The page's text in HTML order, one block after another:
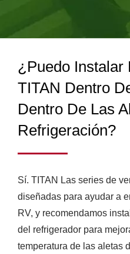
ALTO
PARA USO
Y RV
como construido la fábrica
China, que cuenta con
¿Puedo Instalar
TITAN Dentro
Dentro De Las
Refrigeración?
Sí. TITAN Las series de
diseñadas para ayudar a
RV, y recomendamos
del refrigerador para
temperatura de las aletas